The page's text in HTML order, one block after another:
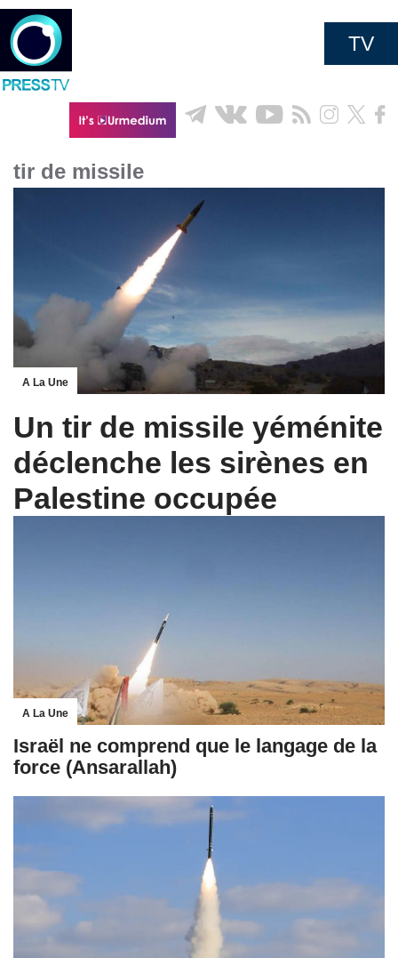
TV
tir de missile
A La Une
Un tir de missile yéménite
déclenche les sirènes en
Palestine occupée
A La Une
Israël ne comprend que le langage de la
force (Ansarallah)